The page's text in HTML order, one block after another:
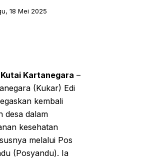
18 Mei 2025
Kutai Kartanegara –
(Kukar) Edi
kembali
desa dalam
kesehatan
melalui Pos
(Posyandu). Ia